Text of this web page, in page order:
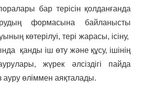
бар терісін қолданғанда
формасына байланысты
көтерілуі, тері жарасы, ісіну,
қанды іш өту және құсу, ішінің
жүрек әлсіздігі пайда
ауру өліммен аяқталады.